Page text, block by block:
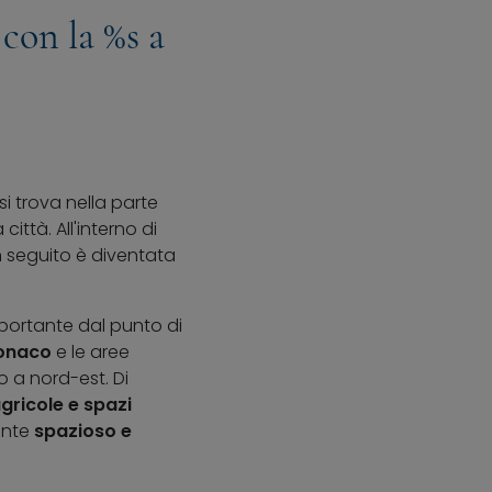
la %s a
trova nella parte
All'interno di
seguito è diventata
dal punto di
e le aree
a nord-est. Di
e spazi
spazioso e